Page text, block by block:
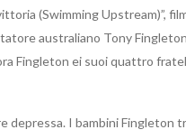
(Swimming Upstream)”,
australiano Tony
Fingleton ei suoi quattro
depressa. I bambini Fingleton